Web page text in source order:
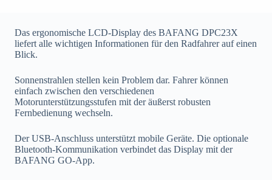
Das ergonomische LCD-Display des BAFANG DPC23X
liefert alle wichtigen Informationen für den Radfahrer auf einen
Blick.
Sonnenstrahlen stellen kein Problem dar. Fahrer können
einfach zwischen den verschiedenen
Motorunterstützungsstufen mit der äußerst robusten
Fernbedienung wechseln.
Der USB-Anschluss unterstützt mobile Geräte. Die optionale
Bluetooth-Kommunikation verbindet das Display mit der
BAFANG GO-App.